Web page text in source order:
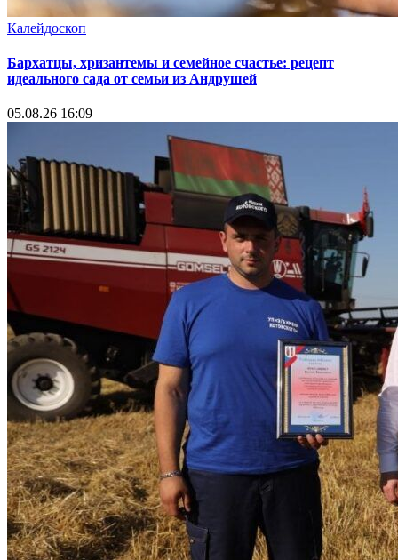
Калейдоскоп
Бархатцы, хризантемы и семейное счастье: рецепт
идеального сада от семьи из Андрушей
05.08.26 16:09